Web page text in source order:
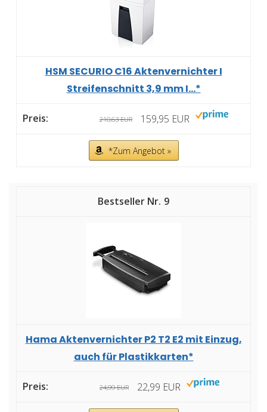
HSM SECURIO C16 Aktenvernichter I
Streifenschnitt 3,9 mm I...*
210,63 EUR 159,95 EUR
*Zum Angebot »
9
Hama Aktenvernichter P2 T2 E2 mit Einzug,
auch für Plastikkarten*
24,99 EUR 22,99 EUR